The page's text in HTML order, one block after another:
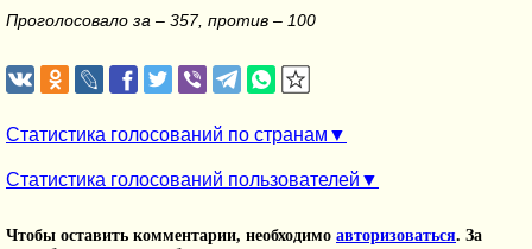
Проголосовало за – 357, против – 100
Статистика голосований по странам
Статистика голосований пользователей
Чтобы оставить комментарии, необходимо авторизоваться. За